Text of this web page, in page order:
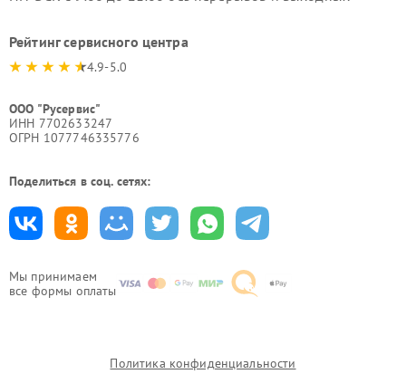
Мы принимаем
все формы оплаты
Рейтинг сервисного центра
4.9-5.0
ООО "Русервис"
ИНН 7702633247
ОГРН 1077746335776
Поделиться в соц. сетях:
Политика конфиденциальности